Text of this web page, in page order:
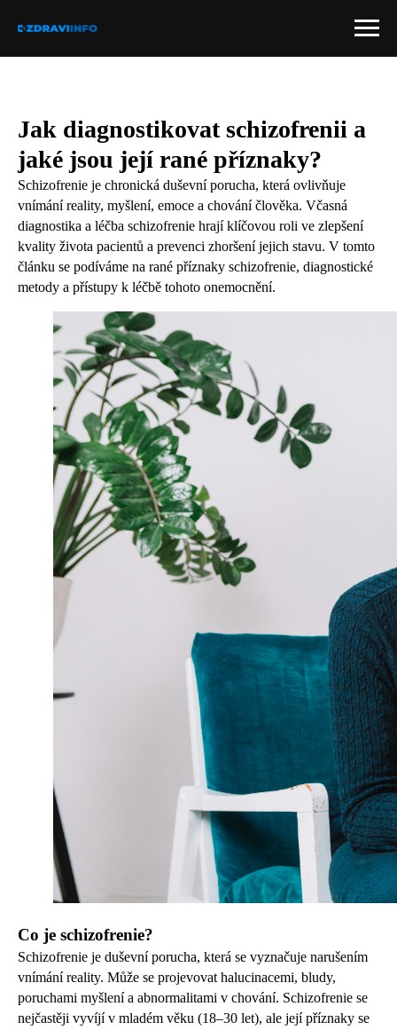
Jak diagnostikovat schizofrenii a
jaké jsou její rané příznaky?
Schizofrenie je chronická duševní porucha, která ovlivňuje
vnímání reality, myšlení, emoce a chování člověka. Včasná
diagnostika a léčba schizofrenie hrají klíčovou roli ve zlepšení
kvality života pacientů a prevenci zhoršení jejich stavu. V tomto
článku se podíváme na rané příznaky schizofrenie, diagnostické
metody a přístupy k léčbě tohoto onemocnění.
Co je schizofrenie?
Schizofrenie je duševní porucha, která se vyznačuje narušením
vnímání reality. Může se projevovat halucinacemi, bludy,
poruchami myšlení a abnormalitami v chování. Schizofrenie se
nejčastěji vyvíjí v mladém věku (18–30 let), ale její příznaky se